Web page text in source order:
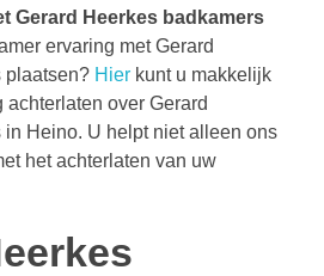
Gerard Heerkes badkamers
ervaring met Gerard
plaatsen? Hier kunt u makkelijk
over Gerard
in Heino. U helpt niet alleen ons
het achterlaten van uw